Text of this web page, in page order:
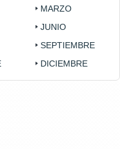
MARZO
JUNIO
SEPTIEMBRE
DICIEMBRE